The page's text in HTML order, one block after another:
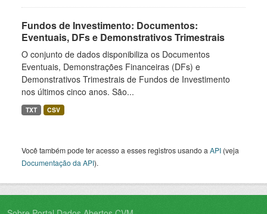
Fundos de Investimento: Documentos:
Eventuais, DFs e Demonstrativos Trimestrais
O conjunto de dados disponibiliza os Documentos
Eventuais, Demonstrações Financeiras (DFs) e
Demonstrativos Trimestrais de Fundos de Investimento
nos últimos cinco anos. São...
TXT CSV
Você também pode ter acesso a esses registros usando a API (veja
Documentação da API).